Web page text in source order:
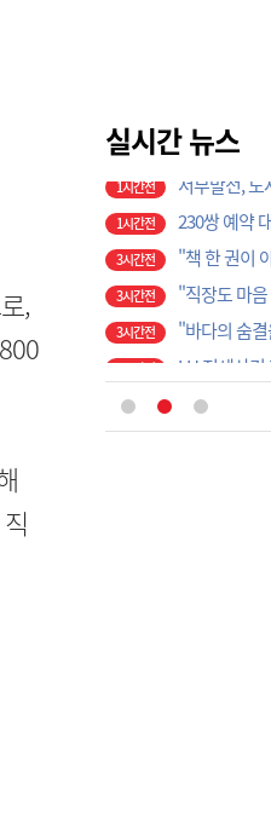
,
실시간 뉴스
1시간전 서부발전, 노
3시간전
3시간전
3시간전
3시간전
3시간전
24분전 ‘안전모를 착
24분전